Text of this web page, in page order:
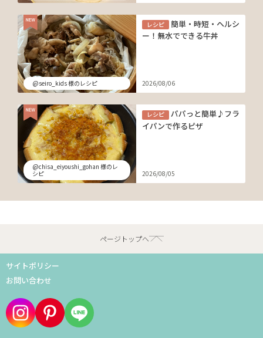
@seiro_kids 様のレシピ
レシピ
簡単・時短・ヘルシ
ー！無水でできる牛丼
2026/08/06
@chisa_eiyoushi_gohan 様のレ
シピ
レシピ
パパっと簡単♪フラ
イパンで作るピザ
2026/08/05
ページトップへ
サイトポリシー
お問い合わせ